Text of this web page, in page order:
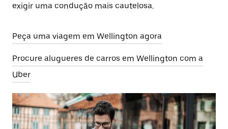
exigir uma condução mais cautelosa.
Peça uma viagem em Wellington agora
Procure alugueres de carros em Wellington com a
Uber